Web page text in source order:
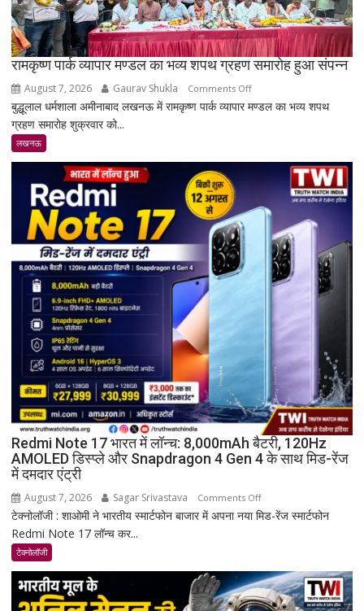
रामकृष्ण पार्क व्यापार मण्डल का भव्य शपथ ग्रहण समारोह हुआ संपन्न
August 7, 2026 Gaurav Shukla Comments Offon
रामकृष्ण
मण्डल
शपथ
समारोह
बुद्धूलाल धर्मशाला अमीनाबाद लखनऊ में रामकृष्ण पार्क व्यापार मण्डल का भव्य शपथ
ग्रहण समारोह शुक्रवार को...
लखनऊ
Redmi Note 17 भारत में लॉन्च: 8,000mAh बैटरी, 120Hz
AMOLED डिस्प्ले और Snapdragon 4 Gen 4 के साथ मिड-रेंज
में दमदार एंट्री
August 7, 2026 Sagar Srivastava Comments Offon
Redmi
में
लॉन्च:
टेक्नोलॉजी : शाओमी ने भारतीय स्मार्टफोन बाजार में अपना नया मिड-रेंज स्मार्टफोन
Redmi Note 17 लॉन्च कर...
टेक्नोलॉजी